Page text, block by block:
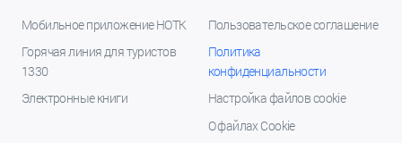
Мобильное приложение НОТК
Горячая линия для туристов
1330
Электронные книги
Пользовательское соглашение
Политика
конфиденциальности
Настройка файлов cookie
О файлах Cookie